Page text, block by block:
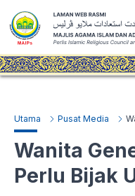
Utama Pusat Media
Wanita
Perlu Bijak